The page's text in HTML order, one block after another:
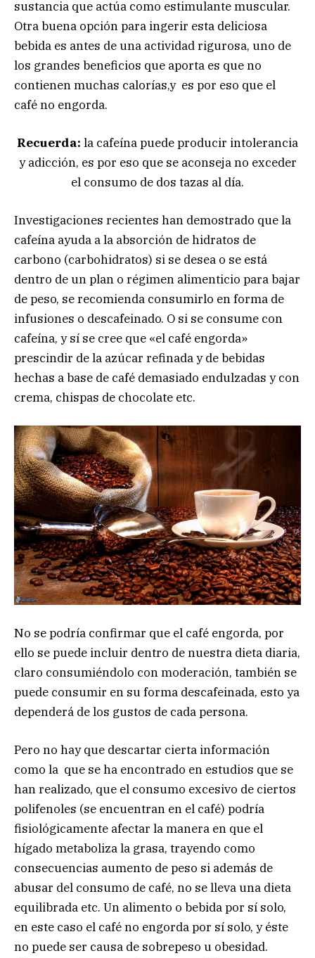
sustancia que actúa como estimulante muscular.
Otra buena opción para ingerir esta deliciosa
bebida es antes de una actividad rigurosa, uno de
los grandes beneficios que aporta es que no
contienen muchas calorías,y es por eso que el
café no engorda.
Recuerda: la cafeína puede producir intolerancia
y adicción, es por eso que se aconseja no exceder
el consumo de dos tazas al día.
Investigaciones recientes han demostrado que la
cafeína ayuda a la absorción de hidratos de
carbono (carbohidratos) si se desea o se está
dentro de un plan o régimen alimenticio para bajar
de peso, se recomienda consumirlo en forma de
infusiones o descafeinado. O si se consume con
cafeína, y sí se cree que «el café engorda»
prescindir de la azúcar refinada y de bebidas
hechas a base de café demasiado endulzadas y con
crema, chispas de chocolate etc.
No se podría confirmar que el café engorda, por
ello se puede incluir dentro de nuestra dieta diaria,
claro consumiéndolo con moderación, también se
puede consumir en su forma descafeinada, esto ya
dependerá de los gustos de cada persona.
Pero no hay que descartar cierta información
como la que se ha encontrado en estudios que se
han realizado, que el consumo excesivo de ciertos
polifenoles (se encuentran en el café) podría
fisiológicamente afectar la manera en que el
hígado metaboliza la grasa, trayendo como
consecuencias aumento de peso si además de
abusar del consumo de café, no se lleva una dieta
equilibrada etc. Un alimento o bebida por sí solo,
en este caso el café no engorda por sí solo, y éste
no puede ser causa de sobrepeso u obesidad.